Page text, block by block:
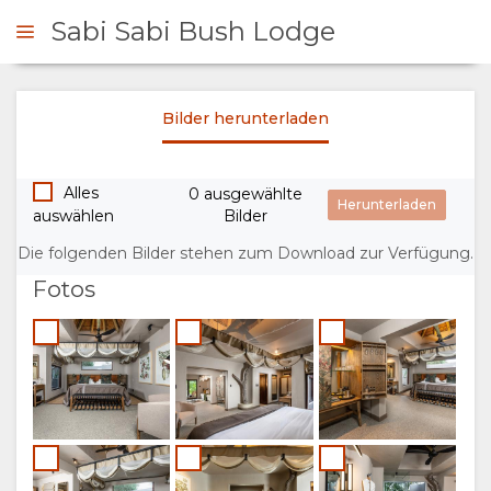
ÜBERSICHT
ÜBER
WARUM HIER
ÜBERNACHTEN
EINRICHTUNGEN
AUFENTHALT
ZIMMERKATEGORIE
UNTERKUNFTS-
GALERIE
FOTOS
Sabi Sabi Bush Lodge
Bilder herunterladen
Alles
auswählen
0 ausgewählte
Bilder
Die folgenden Bilder stehen zum Download zur Verfügung.
Fotos